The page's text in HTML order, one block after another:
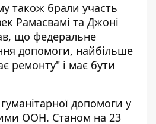
також брали участь
Рамасвамі та Джоні
що федеральне
допомоги, найбільше
ремонту" і має бути
допомоги у
ООН. Станом на 23